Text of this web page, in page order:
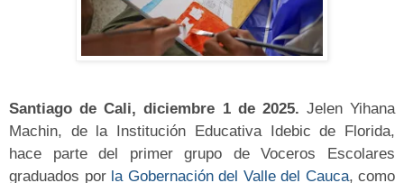
Santiago de Cali, diciembre 1 de 2025. Jelen Yihana
Machin, de la Institución Educativa Idebic de Florida,
hace parte del primer grupo de Voceros Escolares
graduados por la Gobernación del Valle del Cauca, como